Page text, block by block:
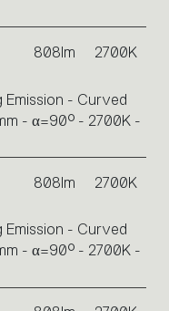
808lm 2700K
Emission - Curved
- α=90° - 2700K -
808lm 2700K
Emission - Curved
- α=90° - 2700K -